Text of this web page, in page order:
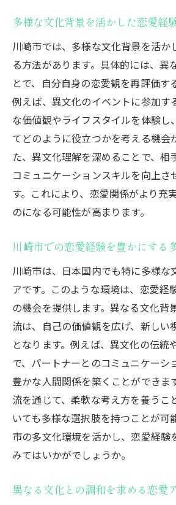
多様な文化背景を活かした恋愛経
川崎市では、多様な文化背景を活か
る方法があります。具体的には、異
とで、自分自身の恋愛観を再評価す
例えば、異文化のイベントに参加す
な価値観やライフスタイルを体験し
てどのように役立つかを考える機会
た、異文化理解を深めることで、相
コミュニケーションスキルを向上さ
す。これにより、恋愛関係がより充
のになる可能性が高まります。
川崎市での恋愛経験を豊かにする
川崎市は、日本国内でも特に多様な
アです。このような環境は、恋愛経
の機会を提供します。異なる文化背
流は、自己の価値観を広げ、新しい
となります。例えば、異文化の伝統
で、パートナーとのコミュニケーシ
豊かな人間関係を築くことができま
流を通じて、柔軟な考え方を養うこ
いても多様な選択肢を持つことが可
市の多文化環境を活かし、恋愛経験
みてはいかがでしょうか。
異なる文化との調和を求める恋愛